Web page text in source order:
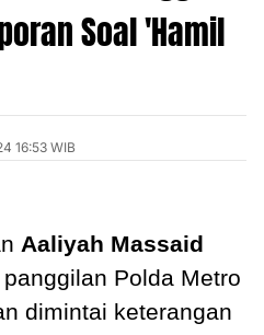
Soal 'Hamil
16:53 WIB
Aaliyah Massaid
Polda Metro
dimintai keterangan